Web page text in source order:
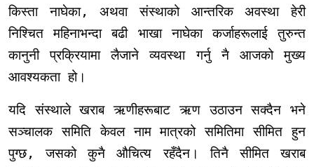
किस्ता नाघेका, अथवा संस्थाको आन्तरिक अवस्था हेरी
निश्चित महिनाभन्दा बढी भाखा नाघेका कर्जाहरूलाई तुरुन्त
कानुनी प्रक्रियामा लैजाने व्यवस्था गर्नु नै आजको मुख्य
आवश्यकता हो।
यदि संस्थाले खराब ऋणीहरूबाट ऋण उठाउन सक्दैन भने
सञ्चालक समिति केवल नाम मात्रको समितिमा सीमित हुन
पुग्छ, जसको कुनै औचित्य रहँदैन। तिनै सीमित खराब